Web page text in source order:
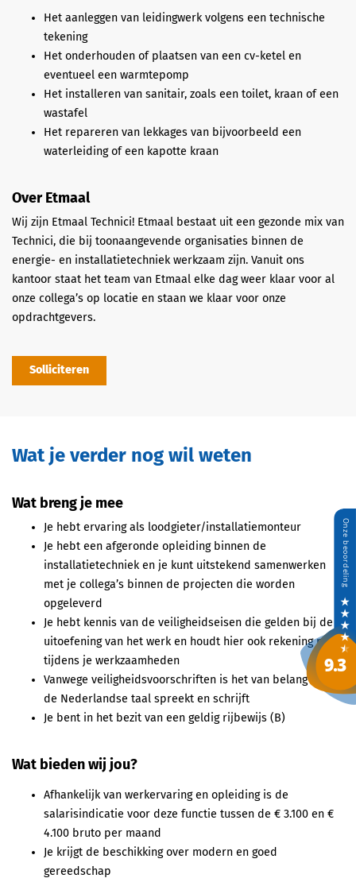
Het aanleggen van leidingwerk volgens een technische
tekening
Het onderhouden of plaatsen van een cv-ketel en
eventueel een warmtepomp
Het installeren van sanitair, zoals een toilet, kraan of een
wastafel
Het repareren van lekkages van bijvoorbeeld een
waterleiding of een kapotte kraan
Over Etmaal
Wij zijn Etmaal Technici! Etmaal bestaat uit een gezonde mix van
Technici, die bij toonaangevende organisaties binnen de
energie- en installatietechniek werkzaam zijn. Vanuit ons
kantoor staat het team van Etmaal elke dag weer klaar voor al
onze collega’s op locatie en staan we klaar voor onze
opdrachtgevers.
Solliciteren
Wat je verder nog wil weten
Wat breng je mee
Je hebt ervaring als loodgieter/installatiemonteur
Je hebt een afgeronde opleiding binnen de
installatietechniek en je kunt uitstekend samenwerken
met je collega’s binnen de projecten die worden
opgeleverd
Je hebt kennis van de veiligheidseisen die gelden bij de
uitoefening van het werk en houdt hier ook rekening mee
tijdens je werkzaamheden
Vanwege veiligheidsvoorschriften is het van belang dat je
de Nederlandse taal spreekt en schrijft
Je bent in het bezit van een geldig rijbewijs (B)
Wat bieden wij jou?
Afhankelijk van werkervaring en opleiding is de
salarisindicatie voor deze functie tussen de € 3.100 en €
4.100 bruto per maand
Je krijgt de beschikking over modern en goed
gereedschap